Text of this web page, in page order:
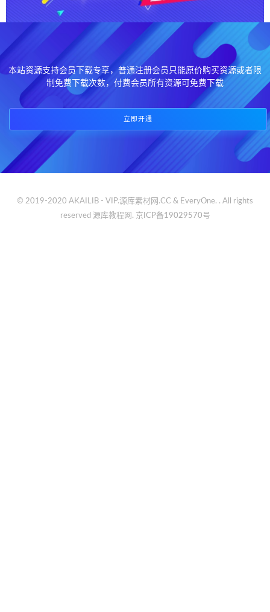
本站资源支持会员下载专享，普通注册会员只能原价购买资源或者限
制免费下载次数，付费会员所有资源可免费下载
立即开通
© 2019-2020 AKAILIB - VIP.源库素材网.CC & EveryOne. . All rights
reserved 源库教程网. 京ICP备19029570号